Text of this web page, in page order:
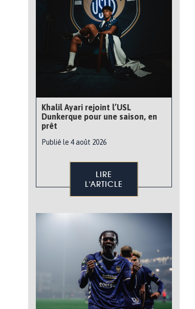
Khalil Ayari rejoint l’USL
Dunkerque pour une saison, en
prêt
Publié le 4 août 2026
LIRE
L'ARTICLE